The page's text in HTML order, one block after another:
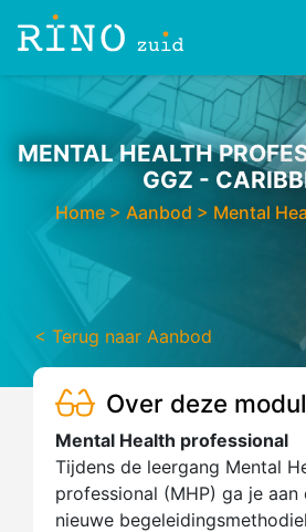
MENTAL HEALTH
GGZ -
Home> Aanbod > Mental
< Terug naar Aanbod
Over deze
Mental Health professional
Tijdens de leergang Mental
professional (MHP) ga je aan
nieuwe